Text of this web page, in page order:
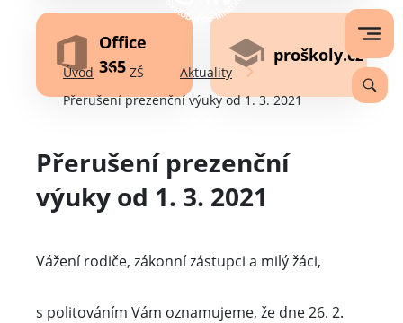
Office
365
proškoly.cz
Úvod ZŠ
Aktuality
Přerušení prezenční výuky od 1. 3. 2021
Přerušení prezenční
výuky od 1. 3. 2021
Vážení rodiče, zákonní zástupci a milý žáci,
s politováním Vám oznamujeme, že dne 26. 2.